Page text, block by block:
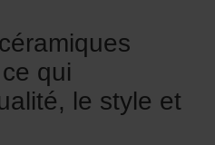
qui
le style et